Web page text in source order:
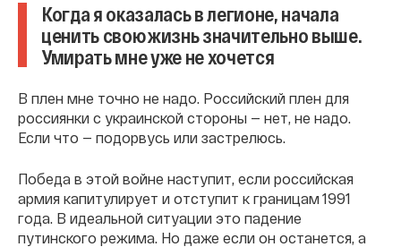
Когда я оказалась в легионе, начала
ценить свою жизнь значительно выше.
Умирать мне уже не хочется
В плен мне точно не надо. Российский плен для
россиянки с украинской стороны — нет, не надо.
Если что — подорвусь или застрелюсь.
Победа в этой войне наступит, если российская
армия капитулирует и отступит к границам 1991
года. В идеальной ситуации это падение
путинского режима. Но даже если он останется, а